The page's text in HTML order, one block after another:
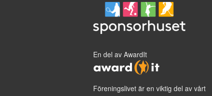
En del av AwardIt
Föreningslivet är en viktig del av vårt